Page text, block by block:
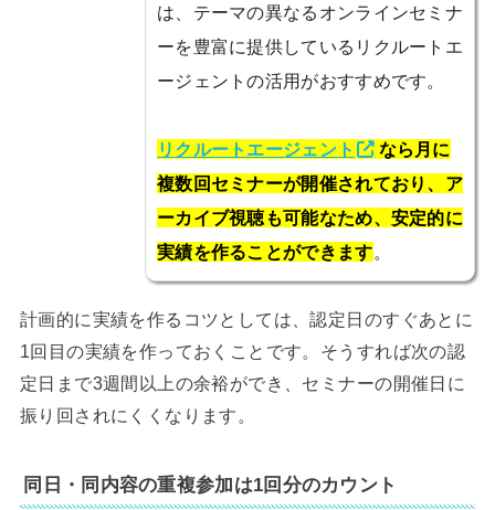
は、テーマの異なるオンラインセミナ
ーを豊富に提供しているリクルートエ
ージェントの活用がおすすめです。
リクルートエージェント
なら月に
複数回セミナーが開催されており、ア
ーカイブ視聴も可能なため、安定的に
実績を作ることができます。
計画的に実績を作るコツとしては、認定日のすぐあとに
1回目の実績を作っておくことです。そうすれば次の認
定日まで3週間以上の余裕ができ、セミナーの開催日に
振り回されにくくなります。
同日・同内容の重複参加は1回分のカウント